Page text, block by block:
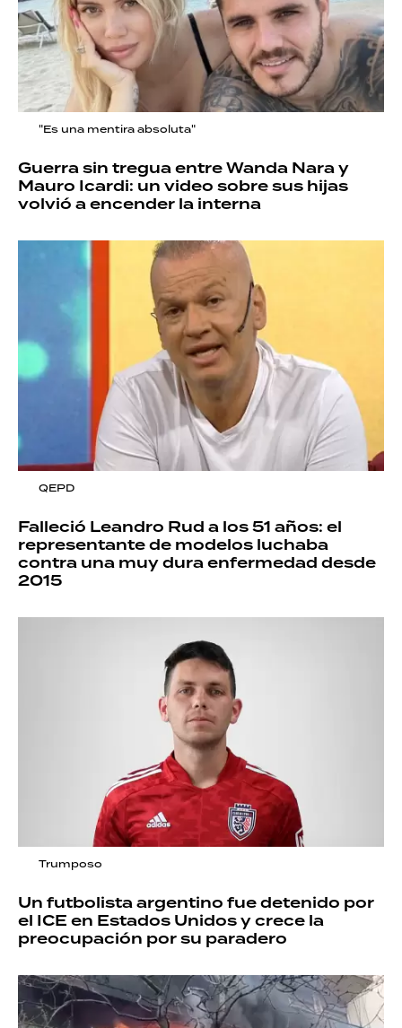
"Es una mentira absoluta"
Guerra sin tregua entre Wanda Nara y
Mauro Icardi: un video sobre sus hijas
volvió a encender la interna
QEPD
Falleció Leandro Rud a los 51 años: el
representante de modelos luchaba
contra una muy dura enfermedad desde
2015
Trumposo
Un futbolista argentino fue detenido por
el ICE en Estados Unidos y crece la
preocupación por su paradero